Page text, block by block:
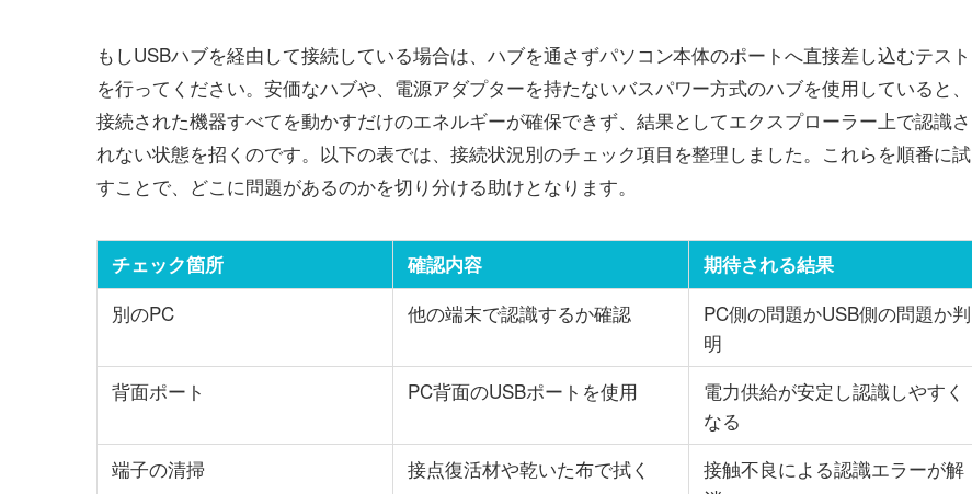
もしUSBハブを経由して接続している場合は、ハブを通さずパソコン本体のポートへ直接差し込むテスト
を行ってください。安価なハブや、電源アダプターを持たないバスパワー方式のハブを使用していると、
接続された機器すべてを動かすだけのエネルギーが確保できず、結果としてエクスプローラー上で認識さ
れない状態を招くのです。以下の表では、接続状況別のチェック項目を整理しました。これらを順番に試
すことで、どこに問題があるのかを切り分ける助けとなります。
チェック箇所 確認内容 期待される結果
別のPC 他の端末で認識するか確認
PC側の問題かUSB側の問題か判
明
背面ポート
PC背面のUSBポートを使用
電力供給が安定し認識しやすく
なる
端子の清掃
接点復活材や乾いた布で拭く
接触不良による認識エラーが解